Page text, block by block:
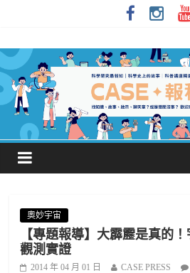
奧妙宇宙
【專題報導】大霹靂是真的
觀測實證
2014 年 04 月 01 日 CASE PRESS